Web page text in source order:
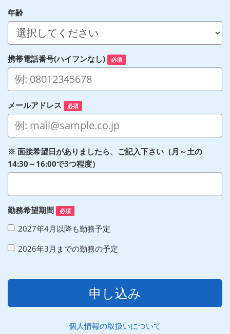
年齢
携帯電話番号(ハイフンなし) 必須
メールアドレス 必須
※ 面接希望日がありましたら、ご記入下さい（月～土の
14:30～16:00で3つ程度）
勤務希望期間 必須
2027年4月以降も勤務予定
2026年3月までの勤務の予定
申し込み
個人情報の取扱いについて